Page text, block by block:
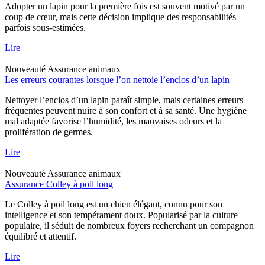
Adopter un lapin pour la première fois est souvent motivé par un
coup de cœur, mais cette décision implique des responsabilités
parfois sous-estimées.
Lire
Nouveauté Assurance animaux
Les erreurs courantes lorsque l’on nettoie l’enclos d’un lapin
Nettoyer l’enclos d’un lapin paraît simple, mais certaines erreurs
fréquentes peuvent nuire à son confort et à sa santé. Une hygiène
mal adaptée favorise l’humidité, les mauvaises odeurs et la
prolifération de germes.
Lire
Nouveauté Assurance animaux
Assurance Colley à poil long
Le Colley à poil long est un chien élégant, connu pour son
intelligence et son tempérament doux. Popularisé par la culture
populaire, il séduit de nombreux foyers recherchant un compagnon
équilibré et attentif.
Lire